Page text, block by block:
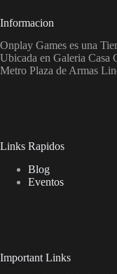
Informacion
Onplay Games es una
Ubicada en Galeria Casa
Metro Plaza de Armas
Links Rapidos
Blog
Eventos
Important Links